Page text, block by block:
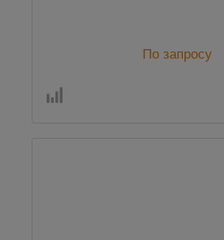
По запросу